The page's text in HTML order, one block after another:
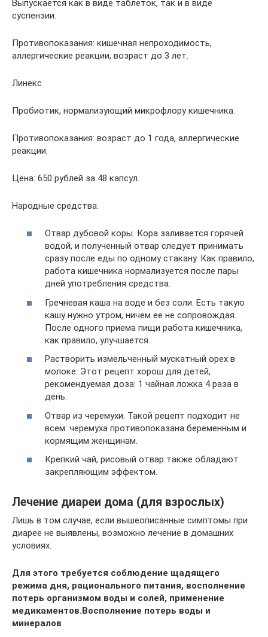
Выпускается как в виде таблеток, так и в виде
суспензии.
Противопоказания: кишечная непроходимость,
аллергические реакции, возраст до 3 лет.
Линекс
Пробиотик, нормализующий микрофлору кишечника.
Противопоказания: возраст до 1 года, аллергические
реакции.
Цена: 650 рублей за 48 капсул.
Народные средства:
Отвар дубовой коры. Кора заливается горячей
водой, и полученный отвар следует принимать
сразу после еды по одному стакану. Как правило,
работа кишечника нормализуется после пары
дней употребления средства.
Гречневая каша на воде и без соли. Есть такую
кашу нужно утром, ничем ее не сопровождая.
После одного приема пищи работа кишечника,
как правило, улучшается.
Растворить измельченный мускатный орех в
молоке. Этот рецепт хорош для детей,
рекомендуемая доза: 1 чайная ложка 4 раза в
день.
Отвар из черемухи. Такой рецепт подходит не
всем: черемуха противопоказана беременным и
кормящим женщинам.
Крепкий чай, рисовый отвар также обладают
закрепляющим эффектом.
Лечение диареи дома (для взрослых)
Лишь в том случае, если вышеописанные симптомы при
диарее не выявлены, возможно лечение в домашних
условиях.
Для этого требуется соблюдение щадящего
режима дня, рационального питания, восполнение
потерь организмом воды и солей, применение
медикаментов.Восполнение потерь воды и
минералов